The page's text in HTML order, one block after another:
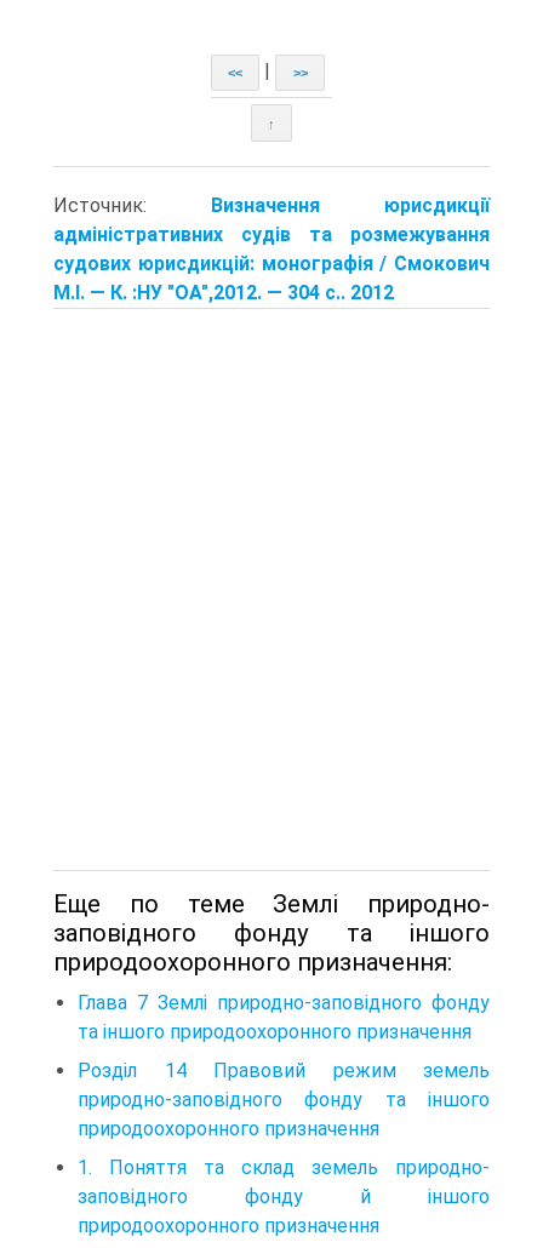
<< >>
↑
Источник: Визначення юрисдикції
адміністративних судів та розмежування
судових юрисдикцій: монографія / Смокович
М.І. — К. :НУ "ОА",2012. — 304 с.. 2012
Еще по теме Землі природно-
заповідного фонду та іншого
природоохоронного призначення:
Глава 7 Землі природно-заповідного фонду
та іншого природоохоронного призначення
Розділ 14 Правовий режим земель
природно-заповідного фонду та іншого
природоохоронного призначення
1. Поняття та склад земель природно-
заповідного фонду й іншого
природоохоронного призначення